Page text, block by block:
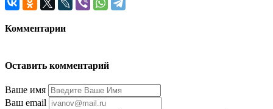
Комментарии
Оставить комментарий
Ваше имя
Ваш email